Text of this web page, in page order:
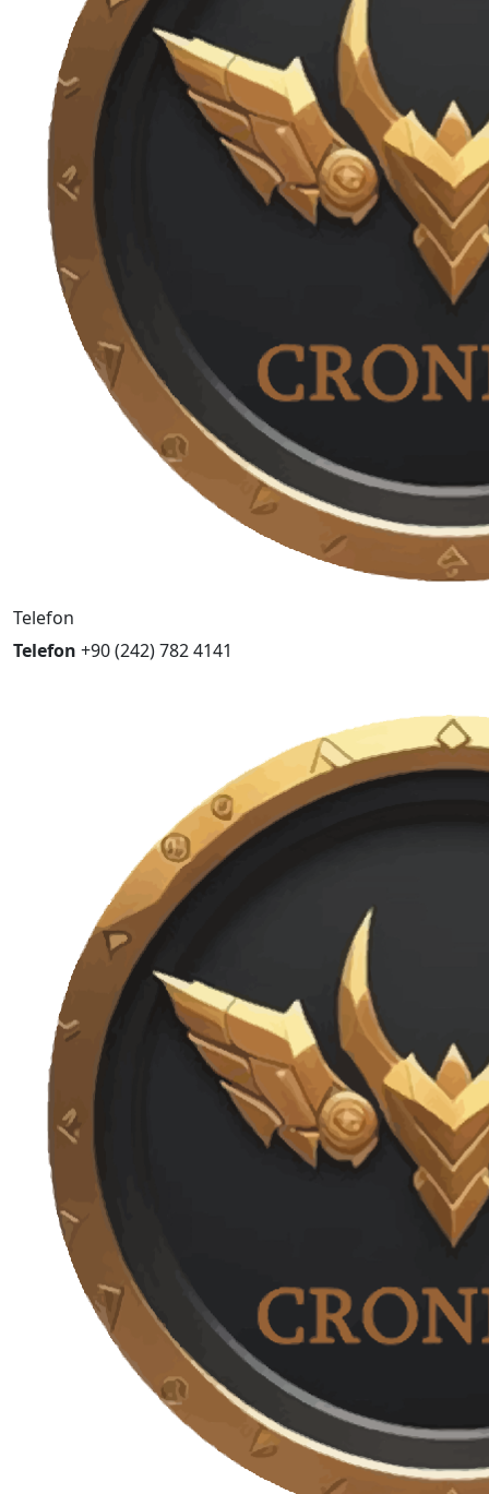
Telefon
Telefon +90 (242) 782 4141